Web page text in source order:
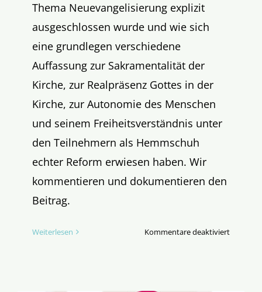
Thema Neuevangelisierung explizit
ausgeschlossen wurde und wie sich
eine grundlegen verschiedene
Auffassung zur Sakramentalität der
Kirche, zur Realpräsenz Gottes in der
Kirche, zur Autonomie des Menschen
und seinem Freiheitsverständnis unter
den Teilnehmern als Hemmschuh
echter Reform erwiesen haben. Wir
kommentieren und dokumentieren den
Beitrag.
Weiterlesen Kommentare deaktiviertfür